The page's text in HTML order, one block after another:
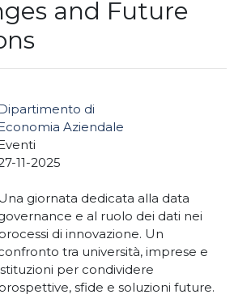
and Future
di
Aziendale
11-2025
giornata dedicata alla data
e al ruolo dei dati nei
di innovazione. Un
tra università, imprese e
per condividere
sfide e soluzioni future.